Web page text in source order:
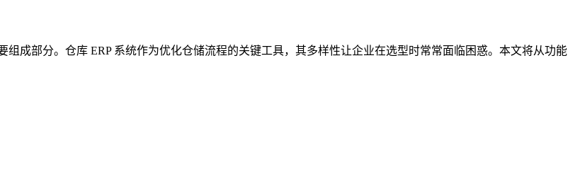
成部分。仓库 ERP 系统作为优化仓储流程的关键工具，其多样性让企业在选型时常常面临困惑。本文将从功能